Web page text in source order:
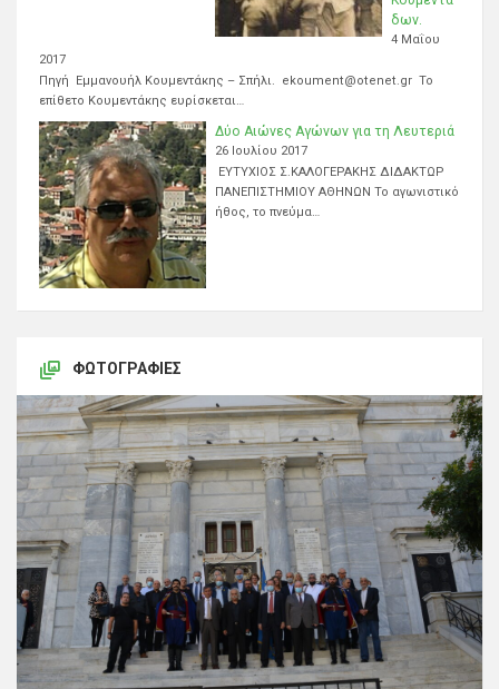
δων.
4 Μαΐου
2017
Πηγή Εμμανουήλ Κουμεντάκης – Σπήλι. ekoument@otenet.gr Το
επίθετο Κουμεντάκης ευρίσκεται…
Δύο Αιώνες Αγώνων για τη Λευτεριά
26 Ιουλίου 2017
ΕΥΤΥΧΙΟΣ Σ.ΚΑΛΟΓΕΡΑΚΗΣ ΔΙΔΑΚΤΩΡ
ΠΑΝΕΠΙΣΤΗΜΙΟΥ ΑΘΗΝΩΝ Το αγωνιστικό
ήθος, το πνεύμα…
ΦΩΤΟΓΡΑΦΊΕΣ